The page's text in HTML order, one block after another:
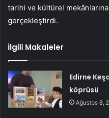
tarihi ve kültürel
gerçekleştirdi.
İlgili Makaleler
Edirne
köprüsü
Ağustos 8,